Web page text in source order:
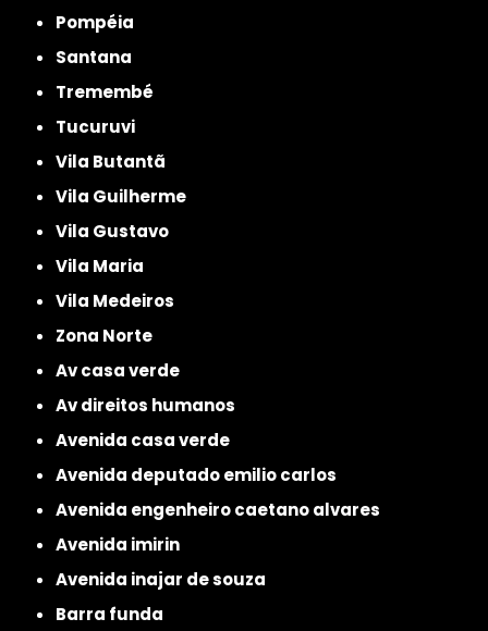
Pompéia
Santana
Tremembé
Tucuruvi
Vila Butantã
Vila Guilherme
Vila Gustavo
Vila Maria
Vila Medeiros
Zona Norte
av casa verde
av direitos humanos
avenida casa verde
avenida deputado emilio carlos
avenida engenheiro caetano alvares
avenida imirin
avenida inajar de souza
barra funda